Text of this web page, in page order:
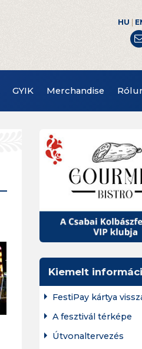
HU |
GYIK Merchandise
Kiemelt
FestiPay kártya
A fesztivál térképe
Útvonaltervezés